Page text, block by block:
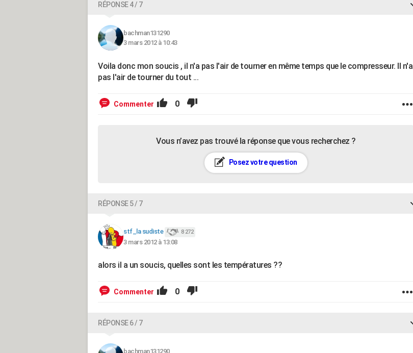
RÉPONSE 4 / 7
bachman131290
3 mars 2012 à 10:43
Voila donc mon soucis , il n'a pas l'air de tourner en même temps que le compresseur. Il n'a
pas l'air de tourner du tout ...
Commenter 0
Vous n’avez pas trouvé la réponse que vous recherchez ?
Posez votre question
RÉPONSE 5 / 7
stf_la sudiste 8 272
3 mars 2012 à 13:08
alors il a un soucis, quelles sont les températures ??
Commenter 0
RÉPONSE 6 / 7
bachman131290